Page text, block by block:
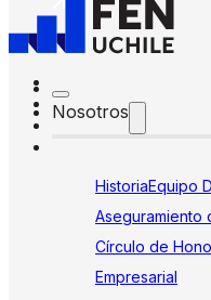
Nosotros
HistoriaEquipo
Aseguramiento
Círculo de
Empresarial